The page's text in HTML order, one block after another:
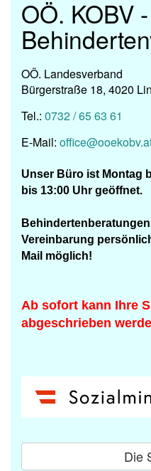
OÖ. KOBV
OÖ. Landesverband
Bürgerstraße 18, 4020
Tel.: 0732 / 65 63 61
E-Mail:
Unser Büro ist Montag
bis 13:00 Uhr geöffnet.
Behindertenberatungen
Vereinbarung
Mail möglich!
Ab sofort kann Ihre
abgeschrieben
Die